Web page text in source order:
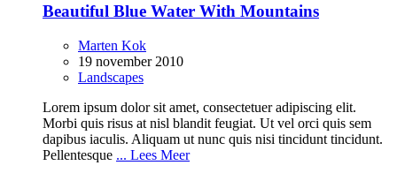
Beautiful Blue Water With Mountains
Marten Kok
19 november 2010
Landscapes
Lorem ipsum dolor sit amet, consectetuer adipiscing elit.
Morbi quis risus at nisl blandit feugiat. Ut vel orci quis sem
dapibus iaculis. Aliquam ut nunc quis nisi tincidunt tincidunt.
Pellentesque ... Lees Meer